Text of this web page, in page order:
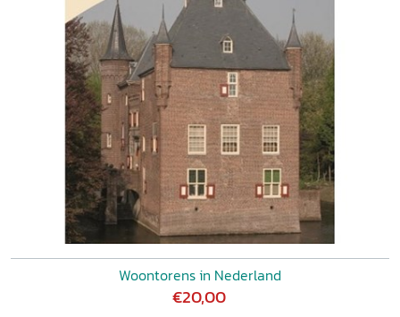
Woontorens in Nederland
€20,00